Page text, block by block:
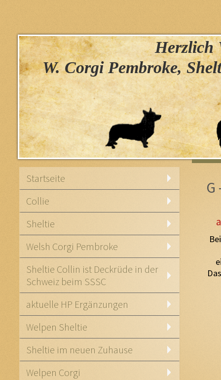
Herzlich
W. Corgi Pembroke,
Startseite
Collie
Sheltie
Welsh Corgi Pembroke
Sheltie Collin ist Deckrüde in der
Schweiz beim SSSC
aktuelle HP Ergänzungen
Welpen Sheltie
Sheltie im neuen Zuhause
Welpen Corgi